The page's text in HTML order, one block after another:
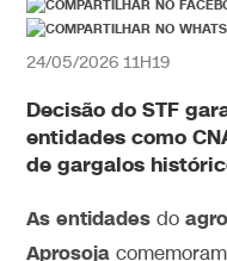
24/05/2026 11H19
Decisão doSTF
entidades como
de gargalos
As entidades do
Aprosoja